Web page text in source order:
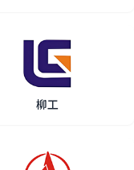
柳工